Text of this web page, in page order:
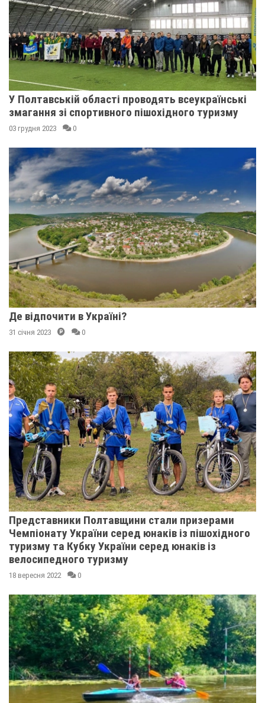
У Полтавській області проводять всеукраїнські
змагання зі спортивного пішохідного туризму
03 грудня 2023 0
Де відпочити в Україні?
31 січня 2023 0
Представники Полтавщини стали призерами
Чемпіонату України серед юнаків із пішохідного
туризму та Кубку України серед юнаків із
велосипедного туризму
18 вересня 2022 0